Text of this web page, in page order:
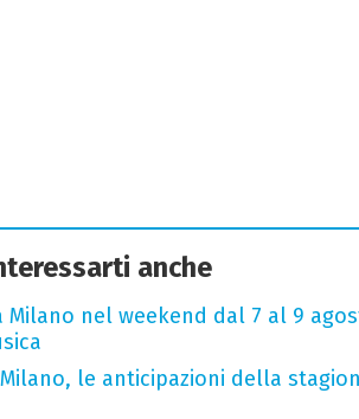
anche
Milano nel weekend dal 7 al 9
le anticipazioni della